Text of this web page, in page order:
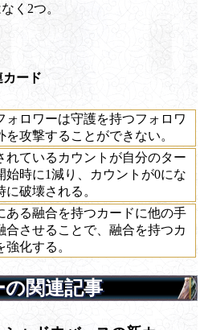
く2つ。
ード
ォロワーは守護を持つフォロワ
を攻撃することができない。
れているカウントが自分のター
始時に1減り、カウントが0にな
に破壊される。
ある融合を持つカードに他の手
合させることで、融合を持つカ
強化する。
関連記事